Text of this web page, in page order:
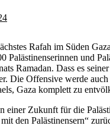
Rafah im Süden
Palästinenserinnen und
Ramadan. Dass es
Die Offensive werde
Gaza komplett zu
einer Zukunft für die
den Palästinensern“